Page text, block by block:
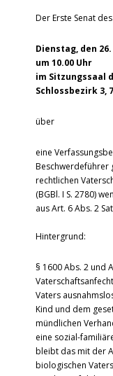
Der Erste Senat
Dienstag, den
um 10.00 Uhr
im Sitzungssaal
Schlossbezirk 3,
über
eine
Beschwerdeführer
rechtlichen
(BGBl. I S. 2780)
aus Art. 6 Abs. 2
Hintergrund:
§ 1600 Abs. 2 und
Vaters
Kind und dem
mündlichen
eine sozial-
bleibt das mit der
biologischen